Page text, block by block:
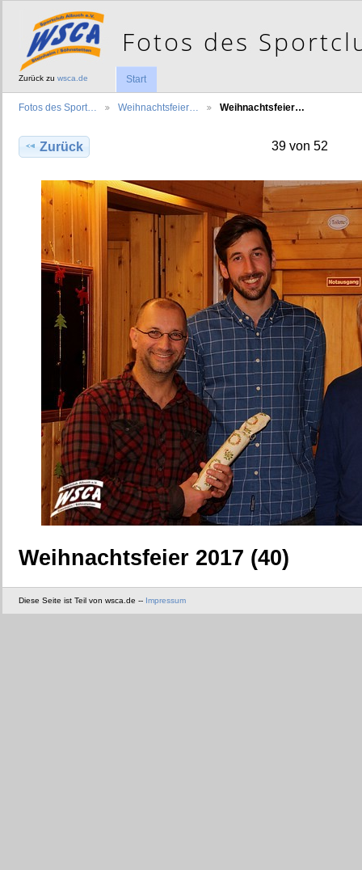
Zurück zu wsca.de Start
Fotos des Sport… Weihnachtsfeier… Weihnachtsfeier…
Zurück 39 von 52
Weihnachtsfeier 2017 (40)
Diese Seite ist Teil von wsca.de -- Impressum